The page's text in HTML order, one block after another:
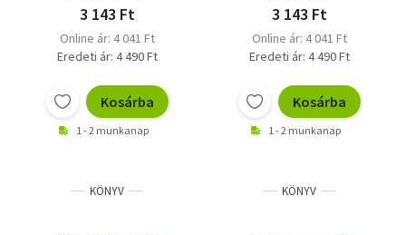
3 143 Ft
Online ár: 4 041 Ft
Eredeti ár: 4 490 Ft
Kosárba
1 - 2 munkanap
3 143 Ft
Online ár: 4 041 Ft
Eredeti ár: 4 490 Ft
Kosárba
1 - 2 munkanap
KÖNYV KÖNYV